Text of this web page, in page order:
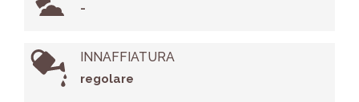
-
INNAFFIATURA
regolare